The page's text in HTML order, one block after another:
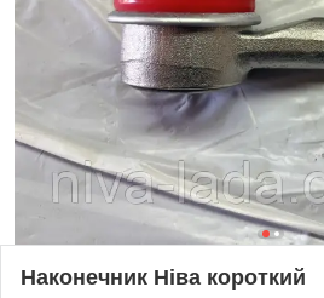
Наконечник Ніва короткий